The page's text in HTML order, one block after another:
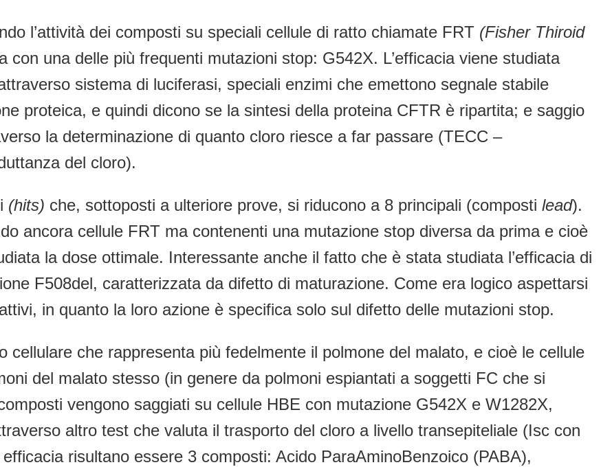
l’attività dei composti su speciali cellule di ratto chiamate FRT (Fisher Thiroid
una delle più frequenti mutazioni stop: G542X. L’efficacia viene studiata
sistema di luciferasi, speciali enzimi che emettono segnale stabile
proteica, e quindi dicono se la sintesi della proteina CFTR è ripartita; e saggio
la determinazione di quanto cloro riesce a far passare (TECC –
del cloro).
(hits) che, sottoposti a ulteriore prove, si riducono a 8 principali (composti lead).
ancora cellule FRT ma contenenti una mutazione stop diversa da prima e cioè
la dose ottimale. Interessante anche il fatto che è stata studiata l’efficacia di
F508del, caratterizzata da difetto di maturazione. Come era logico aspettarsi
in quanto la loro azione è specifica solo sul difetto delle mutazioni stop.
cellulare che rappresenta più fedelmente il polmone del malato, e cioè le cellule
del malato stesso (in genere da polmoni espiantati a soggetti FC che si
vengono saggiati su cellule HBE con mutazione G542X e W1282X,
altro test che valuta il trasporto del cloro a livello transepiteliale (Isc con
risultano essere 3 composti: Acido ParaAminoBenzoico (PABA),